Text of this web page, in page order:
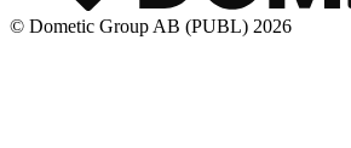
© Dometic Group AB (PUBL) 2026